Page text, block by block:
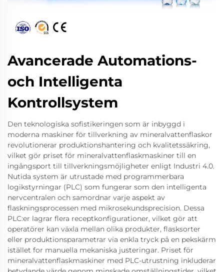
Avancerade Automations-
och Intelligenta
Kontrollsystem
Den teknologiska sofistikeringen som är inbyggd i
moderna maskiner för tillverkning av mineralvattenflaskor
revolutionerar produktionshantering och kvalitetssäkring,
vilket gör priset för mineralvattenflaskmaskiner till en
ingångsport till tillverkningsmöjligheter enligt Industri 4.0.
Nutida system är utrustade med programmerbara
logikstyrningar (PLC) som fungerar som den intelligenta
nervcentralen och samordnar varje aspekt av
flaskningsprocessen med mikrosekundsprecision. Dessa
PLC:er lagrar flera receptkonfigurationer, vilket gör att
operatörer kan växla mellan olika produkter, flasksorter
eller produktionsparametrar via enkla tryck på en pekskärm
istället for manuella mekaniska justeringar. Priset för
mineralvattenflaskmaskiner med PLC-utrustning inkluderar